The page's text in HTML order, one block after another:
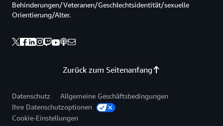
Zurück zum Seitenanfang
Behinderungen/Veteranen/Geschlechtsidentität/sexuelle
Orientierung/Alter.
Datenschutz
Allgemeine Geschäftsbedingungen
Ihre Datenschutzoptionen
Cookie-Einstellungen